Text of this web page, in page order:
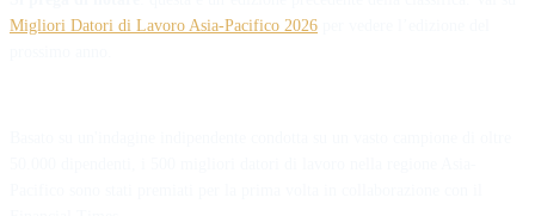
Migliori Datori di Lavoro Asia-Pacifico 2026